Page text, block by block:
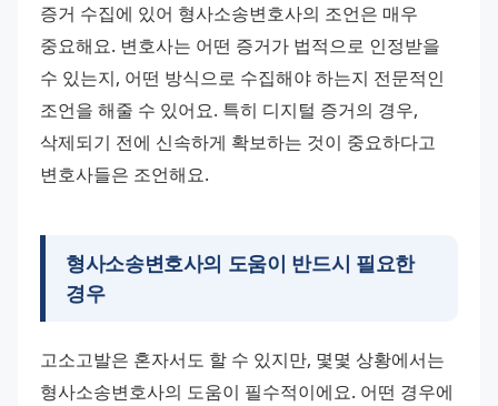
증거 수집에 있어 형사소송변호사의 조언은 매우
중요해요. 변호사는 어떤 증거가 법적으로 인정받을
수 있는지, 어떤 방식으로 수집해야 하는지 전문적인
조언을 해줄 수 있어요. 특히 디지털 증거의 경우,
삭제되기 전에 신속하게 확보하는 것이 중요하다고
변호사들은 조언해요.
형사소송변호사의 도움이 반드시 필요한
경우
고소고발은 혼자서도 할 수 있지만, 몇몇 상황에서는
형사소송변호사의 도움이 필수적이에요. 어떤 경우에